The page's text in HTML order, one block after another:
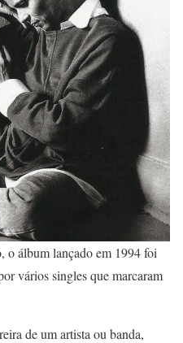
álbum lançado em 1994 foi
vários singles que marcaram
de um artista ou banda,